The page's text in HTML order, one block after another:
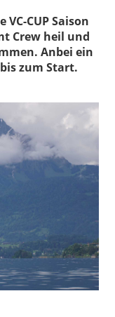
CUP Saison
Crew heil und
Anbei ein
zum Start.